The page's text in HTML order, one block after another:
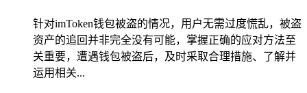
针对imToken钱包被盗的情况，用户无需过度慌乱，被盗
资产的追回并非完全没有可能，掌握正确的应对方法至
关重要，遭遇钱包被盗后，及时采取合理措施、了解并
运用相关...